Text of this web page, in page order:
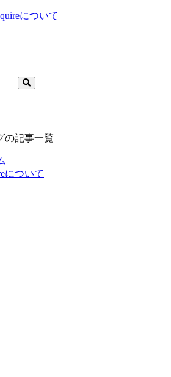
について
の記事一覧
について